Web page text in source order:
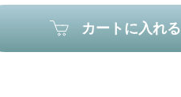
カートに入れる